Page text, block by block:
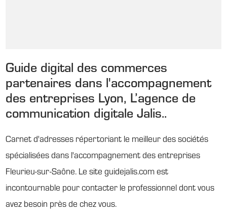
Guide digital des commerces
partenaires dans l'accompagnement
des entreprises Lyon, L’agence de
communication digitale Jalis..
Carnet d'adresses répertoriant le meilleur des sociétés
spécialisées dans l'accompagnement des entreprises
Fleurieu-sur-Saône. Le site guidejalis.com est
incontournable pour contacter le professionnel dont vous
avez besoin près de chez vous.